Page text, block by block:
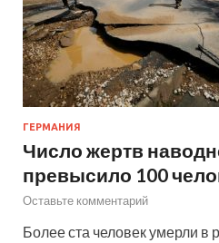
ГЕРМАНИЯ
Число жертв
превысило 100
Оставьте комментарий
Более ста человек умерли в